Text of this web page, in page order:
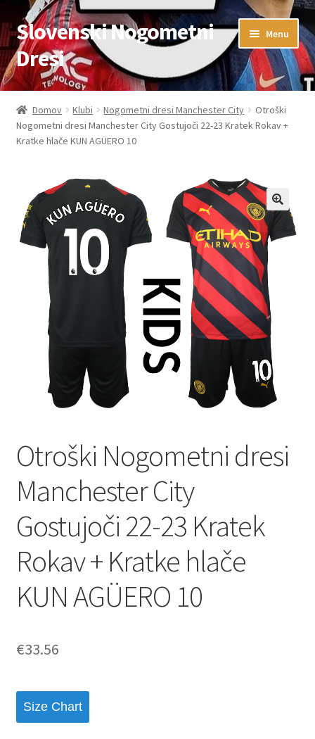
Skip
to
navigation
Skip
to
content
Slovenski Nogometni
Dresi
Menu
Domov
Blog
Kontaktiraj nas
Košarica
Moj račun
Trgovina
Zaključek nakupa
Domov Klubi Nogometni dresi Manchester City
Otroški
Nogometni dresi Manchester City Gostujoči 22-23 Kratek Rokav +
Kratke hlače KUN AGÜERO 10
Otroški Nogometni dresi
Manchester City
Gostujoči 22-23 Kratek
Rokav + Kratke hlače
KUN AGÜERO 10
€33.56
Size Chart